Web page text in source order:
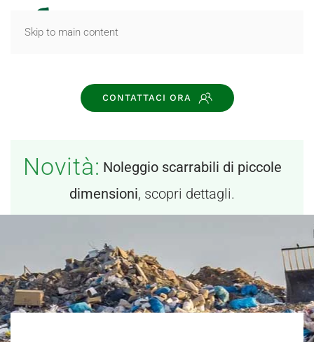
Skip to main content
CONTATTACI ORA
Novità: Noleggio scarrabili di piccole
dimensioni, scopri dettagli.